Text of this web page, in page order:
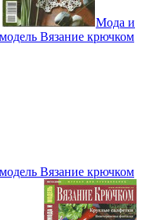
Мода и
Вязание крючком
Вязание крючком